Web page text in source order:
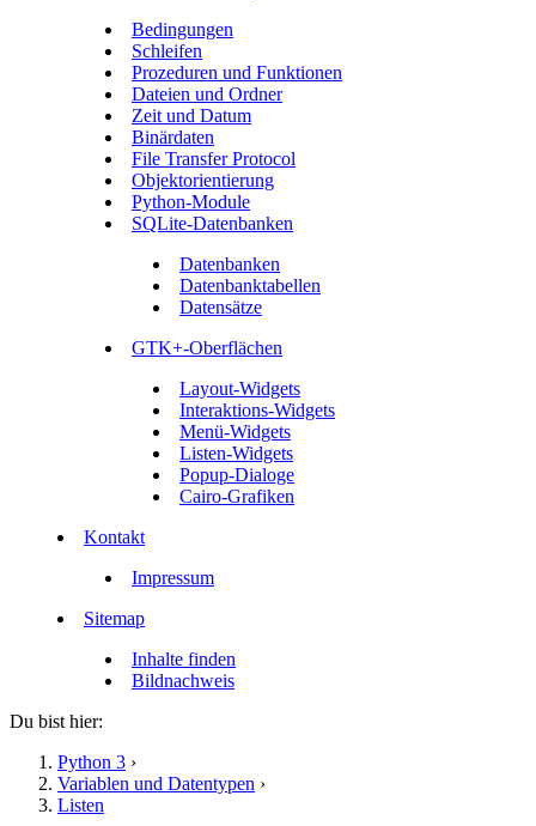
Bedingungen
Schleifen
Prozeduren und Funktionen
Dateien und Ordner
Zeit und Datum
Binärdaten
File Transfer Protocol
Objektorientierung
Python-Module
SQLite-Datenbanken
Datenbanken
Datenbanktabellen
Datensätze
GTK+-Oberflächen
Layout-Widgets
Interaktions-Widgets
Menü-Widgets
Listen-Widgets
Popup-Dialoge
Cairo-Grafiken
Kontakt
Impressum
Sitemap
Inhalte finden
Bildnachweis
Du bist hier:
Python 3 ›
Variablen und Datentypen ›
Listen